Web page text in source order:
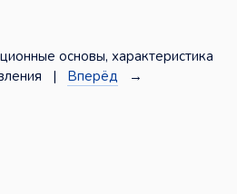
основы, характеристика
| Вперёд →